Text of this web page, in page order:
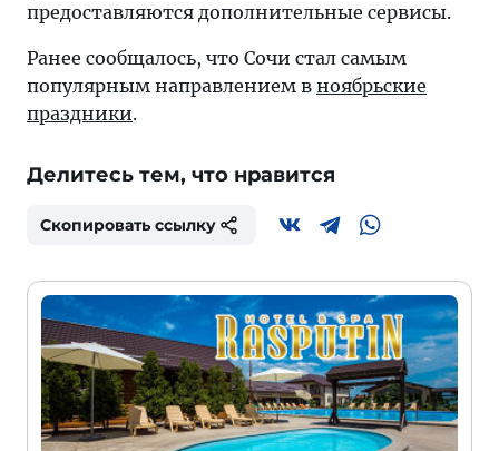
предоставляются дополнительные сервисы.
Ранее сообщалось, что Сочи стал самым
популярным направлением в ноябрьские
праздники.
Делитесь тем, что нравится
Скопировать ссылку